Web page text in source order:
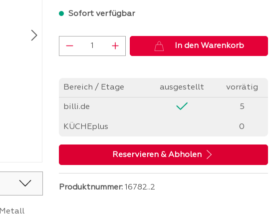
Sofort verfügbar
Produkt Anzahl: Gib denIn den Warenkorb
Bereich / Etage ausgestellt vorrätig
billi.de 5
KÜCHEplus 0
Reservieren & Abholen
Produktnummer: 16782..2